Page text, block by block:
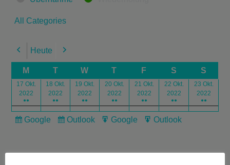
All Categories
Previous
Heute Next
M T W T F S S
17 Okt.
2022
●●
18 Okt.
2022
●●
19 Okt.
2022
●●
20 Okt.
2022
●●
21 Okt.
2022
●●
22 Okt.
2022
●●
23 Okt.
2022
●●
Subscribe
Google
Subscribe
Outlook
Export
Google
Export
Outlook